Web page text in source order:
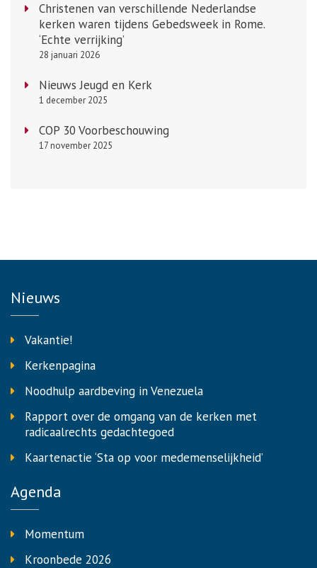
Christenen van verschillende Nederlandse
kerken waren tijdens Gebedsweek in Rome.
‘Echte verrijking’
28 januari 2026
Nieuws Jeugd en Kerk
1 december 2025
COP 30 Voorbeschouwing
17 november 2025
Nieuws
Vakantie!
Kerkenpagina
Noodhulp aardbeving in Venezuela
Rapport over de omgang van de kerken met
radicaalrechts gedachtegoed
Kaartenactie ‘Sta op voor medemenselijkheid’
Agenda
Momentum
Kroonbede 2026